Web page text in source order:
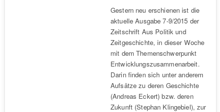
Gestern neu erschienen ist die
aktuelle Ausgabe 7-9/2015 der
Zeitschrift Aus Politik und
Zeitgeschichte, in dieser Woche
mit dem Themenschwerpunkt
Entwicklungszusammenarbeit.
Darin finden sich unter anderem
Aufsätze zu deren Geschichte
(Andreas Eckert) bzw. deren
Zukunft (Stephan Klingebiel), zur